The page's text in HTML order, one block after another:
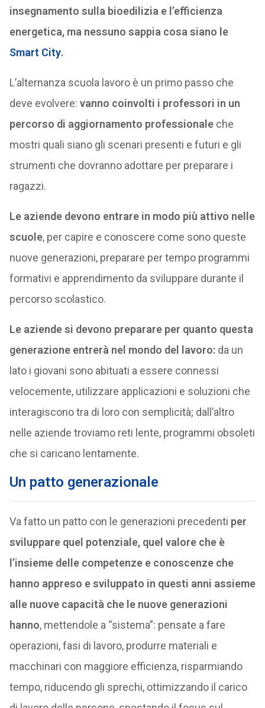
insegnamento sulla bioedilizia e l’efficienza
energetica, ma nessuno sappia cosa siano le
Smart City.
L’alternanza scuola lavoro è un primo passo che
deve evolvere: vanno coinvolti i professori in un
percorso di aggiornamento professionaleche
mostri quali siano gli scenari presenti e futuri e gli
strumenti che dovranno adottare per preparare i
ragazzi.
Le aziende devono entrare in modo più attivo nelle
scuole, per capire e conoscere come sono queste
nuove generazioni, preparare per tempo programmi
formativi e apprendimento da sviluppare durante il
percorso scolastico.
Le aziende si devono preparare per quanto questa
generazione entrerà nel mondo del lavoro: da un
lato i giovani sono abituati a essere connessi
velocemente, utilizzare applicazioni e soluzioni che
interagiscono tra di loro con semplicità; dall’altro
nelle aziende troviamo reti lente, programmi obsoleti
che si caricano lentamente.
Un patto generazionale
Va fatto un patto con le generazioni precedenti per
sviluppare quel potenziale, quel valore che è
l’insieme delle competenze e conoscenze che
hanno appreso e sviluppato in questi anni assieme
alle nuove capacità che le nuove generazioni
hanno, mettendole a “sistema”: pensate a fare
operazioni, fasi di lavoro, produrre materiali e
macchinari con maggiore efficienza, risparmiando
tempo, riducendo gli sprechi, ottimizzando il carico